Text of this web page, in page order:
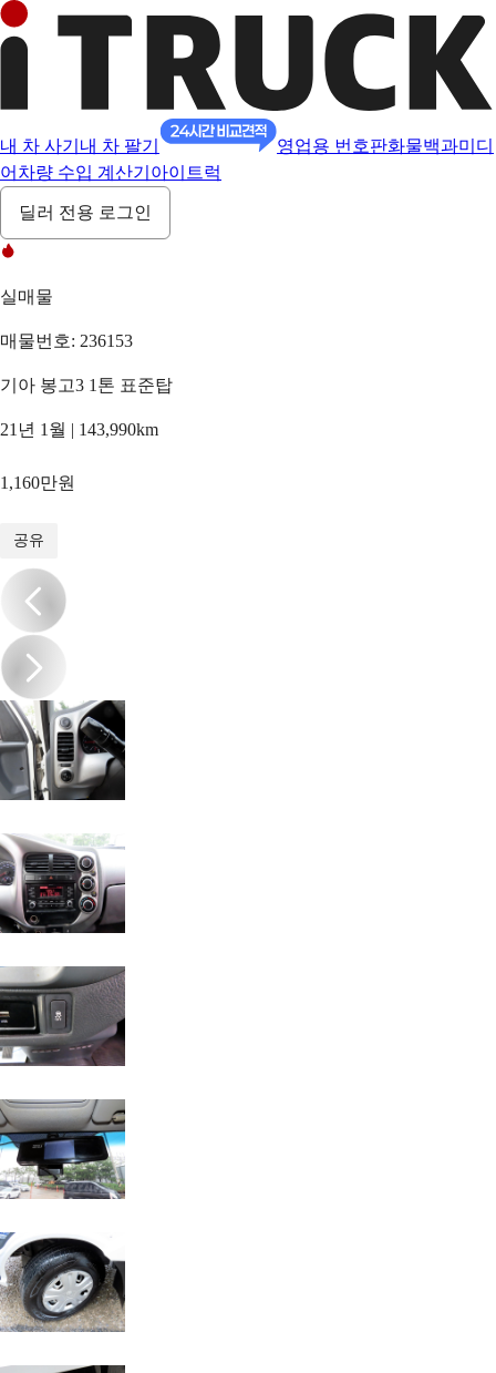
내 차 사기 내 차 팔기 영업용 번호판화물백과미디
어 차량 수입 계산기 아이트럭
딜러 전용 로그인
실매물
매물번호: 236153
기아 봉고3 1톤 표준탑
21년 1월 | 143,990km
1,160만원
공유
/18